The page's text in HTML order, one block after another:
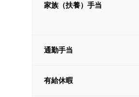
家族（扶養）手当
通勤手当
有給休暇